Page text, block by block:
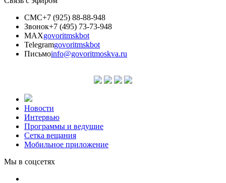
СМС+7 (925) 88-88-948
Звонок+7 (495) 73-73-948
MAXgovoritmskbot
Telegramgovoritmskbot
Письмоinfo@govoritmoskva.ru
Новости
Интервью
Программы и ведущие
Сетка вещания
Мобильное приложение
Мы в соцсетях